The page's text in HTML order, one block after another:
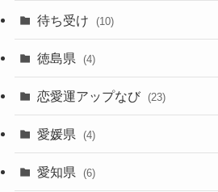
待ち受け (10)
徳島県 (4)
恋愛運アップなび (23)
愛媛県 (4)
愛知県 (6)